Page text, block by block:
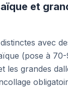
et
avec
(pose à
les grandes